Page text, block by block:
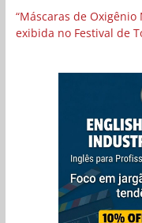
“Máscaras de
exibida no Festival de